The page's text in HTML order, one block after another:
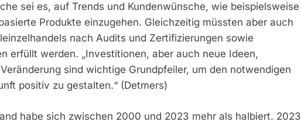
sei es, auf Trends und Kundenwünsche, wie beispielsweise
Produkte einzugehen. Gleichzeitig müssten aber auch
nach Audits und Zertifizierungen sowie
erfüllt werden. „Investitionen, aber auch neue Ideen,
sind wichtige Grundpfeiler, um den notwendigen
positiv zu gestalten.“ (Detmers)
habe sich zwischen 2000 und 2023 mehr als halbiert. 2023